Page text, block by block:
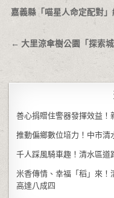
文章導覽
嘉義縣「喵星人命定配對
← 大里涼傘樹公園「探索
善心捐贈住警器發揮效益！
推動偏鄉數位培力！中市清
千人踩風騎車趣！清水區道
米香傳情、幸福「稻」來！
高達八成四